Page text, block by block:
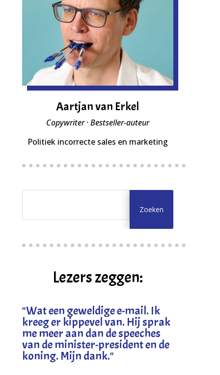
Aartjan van Erkel
Copywriter · Bestseller-auteur
Politiek incorrecte sales en marketing
Lezers zeggen:
"Wat een geweldige e-mail. Ik
kreeg er kippevel van. Hij sprak
me meer aan dan de speeches
van de minister-president en de
koning. Mijn dank."